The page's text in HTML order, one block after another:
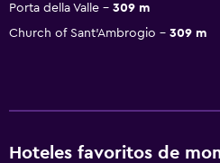
Porta della Valle
309 m
Church of Sant'Ambrogio
309 m
Hoteles favoritos de